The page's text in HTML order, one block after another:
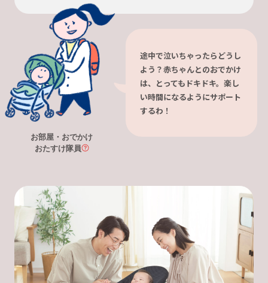
お部屋・おでかけ
おたすけ隊員
途中で泣いちゃったらどうし
よう？赤ちゃんとのおでかけ
は、とってもドキドキ。楽し
い時間になるようにサポート
するわ！